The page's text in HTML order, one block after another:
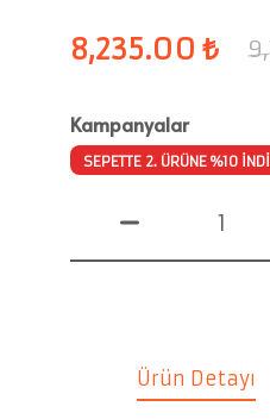
8,235.00 ₺
Kampanyalar
SEPETTE 2. ÜRÜNE %10
Ürün Detayı